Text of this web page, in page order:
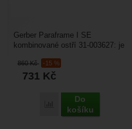
860Kč -15 %
731 Kč
Porovnat
Do
košíku
Gerber Paraframe I SE
kombinované ostří 31-003627: je
kombinovanou čepelí, který...